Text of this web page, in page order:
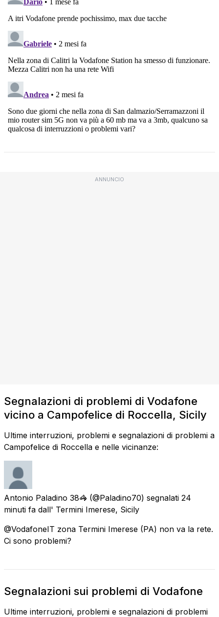
ANNUNCIO
Segnalazioni di problemi di Vodafone
vicino a Campofelice di Roccella, Sicily
Ultime interruzioni, problemi e segnalazioni di problemi a
Campofelice di Roccella e nelle vicinanze:
Antonio Paladino 38🦓 (@Paladino70) segnalati 24
minuti fa dall' Termini Imerese, Sicily
@VodafoneIT zona Termini Imerese (PA) non va la rete.
Ci sono problemi?
Segnalazioni sui problemi di Vodafone
Ultime interruzioni, problemi e segnalazioni di problemi